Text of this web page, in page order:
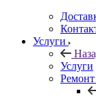
Услуги
Услуги
Ремонт